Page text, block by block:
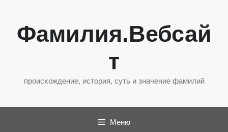
содержимому
Фамилия.Вебсай
т
происхождение, история, суть и значение фамилий
Меню